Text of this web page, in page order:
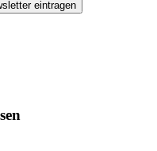
eintragen